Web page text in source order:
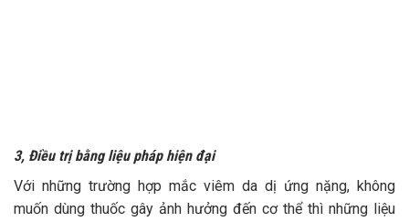
3, Điều trị bằng liệu pháp hiện đại
Với những trường hợp mắc viêm da dị ứng nặng, không
muốn dùng thuốc gây ảnh hưởng đến cơ thể thì những liệu